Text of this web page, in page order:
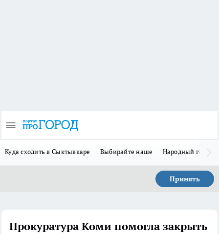
Куда сходить в Сыктывкаре Выбирайте наше Народный герой-
Принять
Прокуратура Коми помогла закрыть